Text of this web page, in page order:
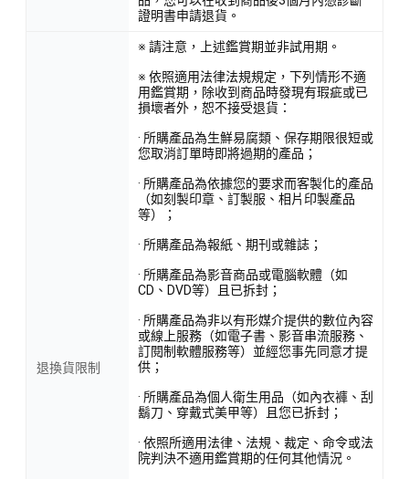
證明書申請退貨。
退換貨限制
※ 請注意，上述鑑賞期並非試用期。
※ 依照適用法律法規規定，下列情形不適
用鑑賞期，除收到商品時發現有瑕疵或已
損壞者外，恕不接受退貨：
· 所購產品為生鮮易腐類、保存期限很短或
您取消訂單時即將過期的產品；
· 所購產品為依據您的要求而客製化的產品
（如刻製印章、訂製服、相片印製產品
等）；
· 所購產品為報紙、期刊或雜誌；
· 所購產品為影音商品或電腦軟體（如
CD、DVD等）且已拆封；
· 所購產品為非以有形媒介提供的數位內容
或線上服務（如電子書、影音串流服務、
訂閱制軟體服務等）並經您事先同意才提
供；
· 所購產品為個人衛生用品（如內衣褲、刮
鬍刀、穿戴式美甲等）且您已拆封；
· 依照所適用法律、法規、裁定、命令或法
院判決不適用鑑賞期的任何其他情況。